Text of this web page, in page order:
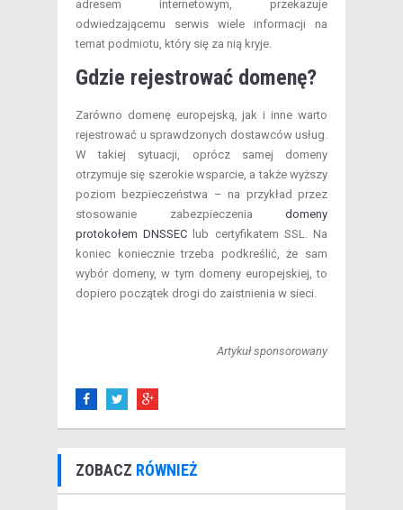
adresem internetowym, przekazuje
odwiedzającemu serwis wiele informacji na
temat podmiotu, który się za nią kryje.
Gdzie rejestrować domenę?
Zarówno domenę europejską, jak i inne warto
rejestrować u sprawdzonych dostawców usług.
W takiej sytuacji, oprócz samej domeny
otrzymuje się szerokie wsparcie, a także wyższy
poziom bezpieczeństwa – na przykład przez
stosowanie zabezpieczenia domeny
protokołem DNSSEC lub certyfikatem SSL. Na
koniec koniecznie trzeba podkreślić, że sam
wybór domeny, w tym domeny europejskiej, to
dopiero początek drogi do zaistnienia w sieci.
Artykuł sponsorowany
ZOBACZ RÓWNIEŻ